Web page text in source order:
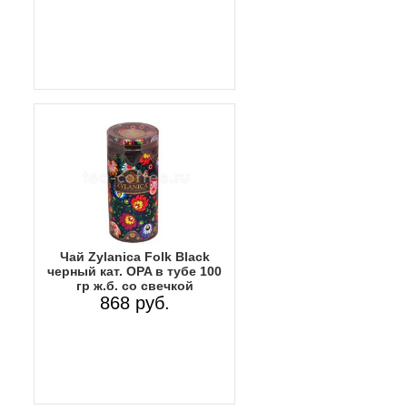
Чай Zylanica Folk Black
черный кат. OPA в тубе 100
гр ж.б. со свечкой
868 руб.